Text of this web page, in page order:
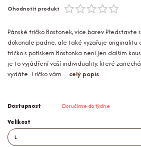
Ohodnotit produkt
Pánské tričko Bostonek, více barev Představte
dokonale padne, ale také vyzařuje originalitu
tričko s potiskem Bostonka není jen dalším
je to vyjádření vaší individuality, které
vydáte. Tričko vám ... celý popis
Dostupnost Doručíme do týdne
Velikost